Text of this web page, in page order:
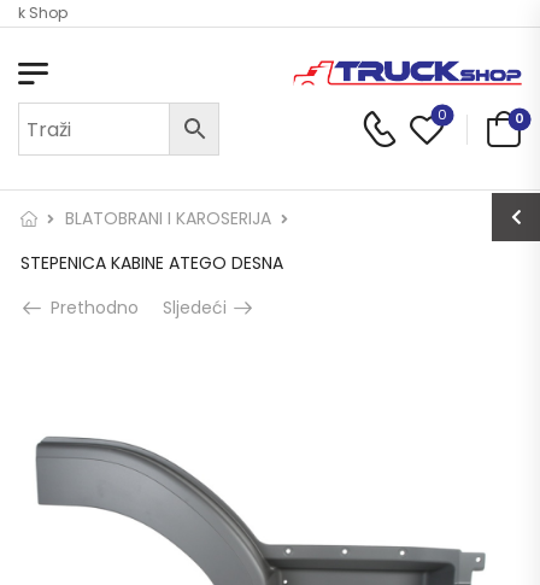
Shop
0 0
BLATOBRANI I KAROSERIJA
STEPENICA KABINE ATEGO DESNA
Prethodno
Sljedeći